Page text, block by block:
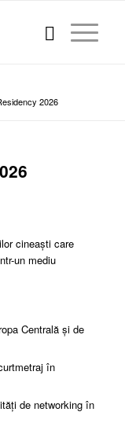
2026
cineaști care
un mediu
Centrală și de
în
de networking în